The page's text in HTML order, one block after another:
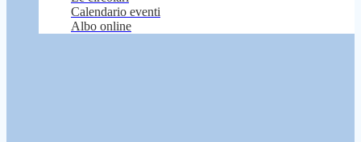
Calendario eventi
Albo online